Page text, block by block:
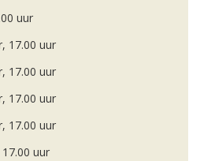
uur
17.00 uur
17.00 uur
17.00 uur
17.00 uur
uur